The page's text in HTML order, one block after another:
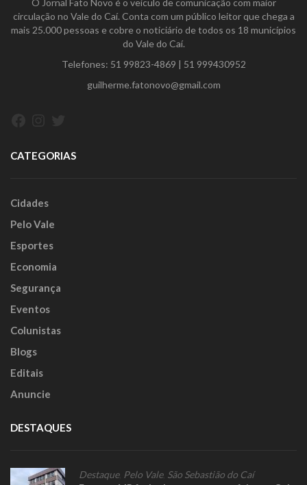
circulação no Vale do Caí. Conta com um público leitor que chega a
mais 25.000 pessoas e cobre o noticiário de todos os 18 municípios
do Vale do Caí.
Telefones: 51 99823-4869 | 51 999430952
guilherme.fatonovo@gmail.com
CATEGORIAS
Cidades
Pelo Vale
Esportes
Economia
Segurança
Eventos
Colunistas
Blogs
Editais
Anuncie
DESTAQUES
Destaque, Pelo Vale, São Sebastião do Caí